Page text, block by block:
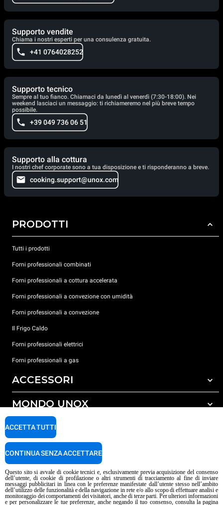
Supporto vendite
Chiama i nostri esperti per una consulenza gratuita.
+41 0764028252
Supporto tecnico
Sempre al tuo fianco. Chiamaci da lunedì al venerdì (7:30-18:00). Nei
weekend lasciaci un messaggio: ti richiameremo nel più breve tempo
possibile.
+39 049 736 06 51
Supporto alla cottura
I nostri chef corporate sono a tua disposizione e ti risponderanno a breve.
cooking.support@unox.com
PRODOTTI
Tutti i prodotti
Forni professionali combinati
Forni professionali a cottura accelerata
Forni professionali a convezione con umidità
Forni professionali a convezione
Il Frigo Caldo
Forni professionali elettrici
Forni professionali a gas
ACCESSORI
Tutti gli accessori
Detergenti per lavaggio automatico
Detergenti per lavaggio manuale
Trattamento acqua con filtro a resine
MONDO UNOX
Le nostre sedi nel mondo
SUPPORTO
Garanzia Unox
Trova Centri Service
Informativa sui contenuti IA Privacy policy Cookie policy
Questo sito si avvale di cookie tecnici e, esclusivamente previa acquisizione del consenso
dell’utente, di cookie di profilazione o altri strumenti di tracciamento al fine di inviare
messaggi pubblicitari in linea con le preferenze manifestate dall’utente stesso nell’ambito
dell’utilizzo delle funzionalità e della navigazione in rete e/o allo scopo di effettuare analisi e
monitoraggio dei comportamenti dei visitatori, anche di terze parti. Per ulteriori informazioni
e per personalizzare le tue preferenze, anche negando il tuo consenso, consulta la pagina
ACCETTA TUTTI
CONTINUA SENZA ACCETTARE